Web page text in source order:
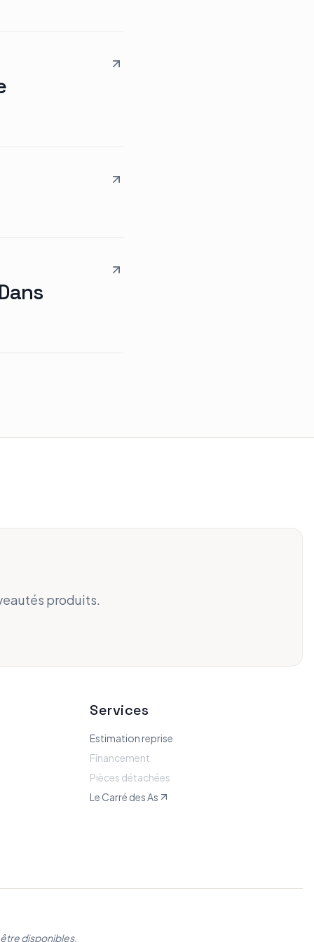
produits.
Services
Estimation reprise
Financement
Pièces détachées
Le Carré des As
disponibles.